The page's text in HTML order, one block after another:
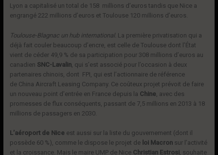
Lyon a capitalisé un total de 158 millions d’euros tandis que Nice a
engrangé 222 millions d’euros et Toulouse 120 millions d’euros.
Toulouse-Blagnac un hub international. La première privatisation qui a
déjà fait couler beaucoup d’encre, est celle de Toulouse dont l’État
vient de céder 49,9 % de sa participation pour 308 millions d’euros au
canadien SNC-Lavalin , qui s’est associé pour l’occasion à deux
partenaires chinois, dont FPI, qui est l’actionnaire de référence
de China Aircraft Leasing Company. Ce coûteux projet prévoit de faire
un nouveau point d’entrée en France depuis la Chine , avec des
promesses de flux conséquents, passant de 7,5 millions en 2013 à 18
millions de passagers en 2030.
L’aéroport de Nice est aussi sur la liste du gouvernement (dont il
possède 60 %), comme le dispose le projet de loi Macron sur l’activité
et la croissance. Mais le maire UMP de Nice Christian Estrosi, souhaite